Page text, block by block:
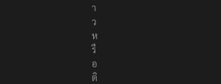
ข่
า
ว
ห
รื
อ